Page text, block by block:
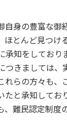
身の豊富な御
ほとんど見つけ
承知をしており
つきましては、
れらの方々も、
たと承知してお
、難民認定制度